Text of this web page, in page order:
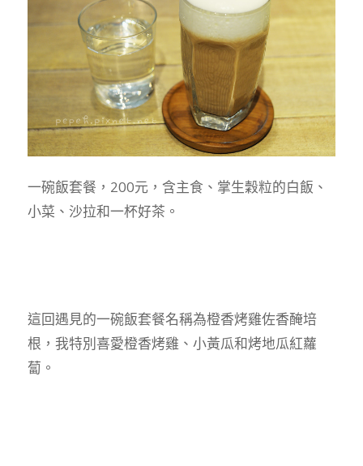
一碗飯套餐，200元，含主食、掌生穀粒的白飯、
小菜、沙拉和一杯好茶。
這回遇見的一碗飯套餐名稱為橙香烤雞佐香醃培
根，我特別喜愛橙香烤雞、小黃瓜和烤地瓜紅蘿
蔔。